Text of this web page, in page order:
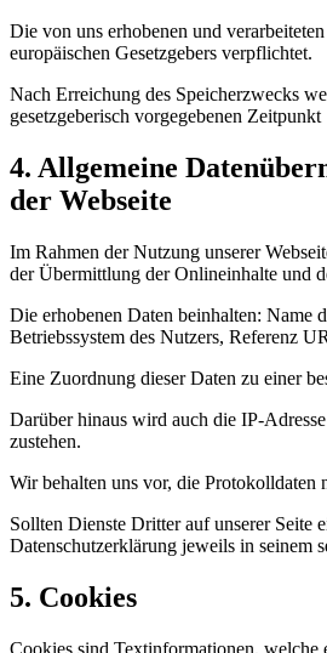
Die von uns erhobenen und
europäischen Gesetzgebers verpflichtet.
Nach Erreichung des Speicherzwecks
gesetzgeberisch vorgegebenen Zeitpunkt
4. Allgemeine
der Webseite
Im Rahmen der Nutzung unserer
der Übermittlung der Onlineinhalte und
Die erhobenen Daten beinhalten: Name
Betriebssystem des Nutzers, Referenz
Eine Zuordnung dieser Daten zu einer
Darüber hinaus wird auch die IP-
zustehen.
Wir behalten uns vor, die Protokolldaten
Sollten Dienste Dritter auf unserer Seite
Datenschutzerklärung jeweils in seinem
5. Cookies
Cookies sind Textinformationen, welche